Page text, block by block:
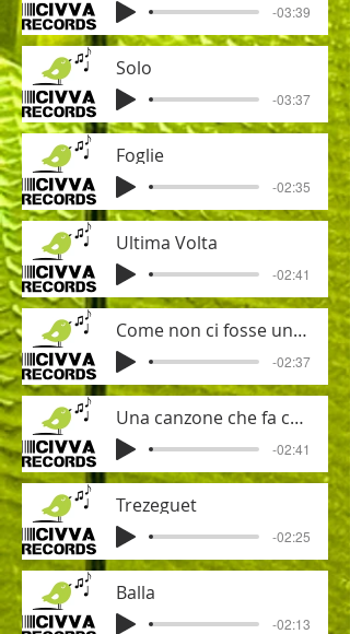
-03:39
Solo
-03:37
Foglie
-02:35
Ultima Volta
-02:41
Come non ci fosse un domani
-02:37
Una canzone che fa così
-02:41
Trezeguet
-02:25
Balla
-02:13